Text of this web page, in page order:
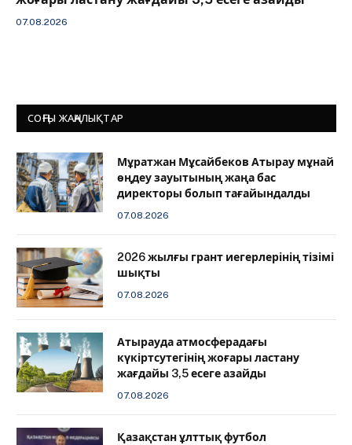
07.08.2026
СОҢҒЫ ЖАҢАЛЫҚТАР
Мұратжан Мұсайбеков Атырау мұнай
өңдеу зауытының жаңа бас
директоры болып тағайындалды
07.08.2026
2026 жылғы грант иегерлерінің тізімі
шықты
07.08.2026
Атырауда атмосферадағы
күкіртсутегінің жоғары ластану
жағдайы 3,5 есеге азайды
07.08.2026
Қазақстан ұлттық футбол